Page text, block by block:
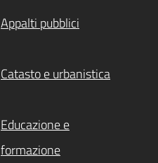
Appalti pubblici
Catasto e urbanistica
Educazione e
formazione